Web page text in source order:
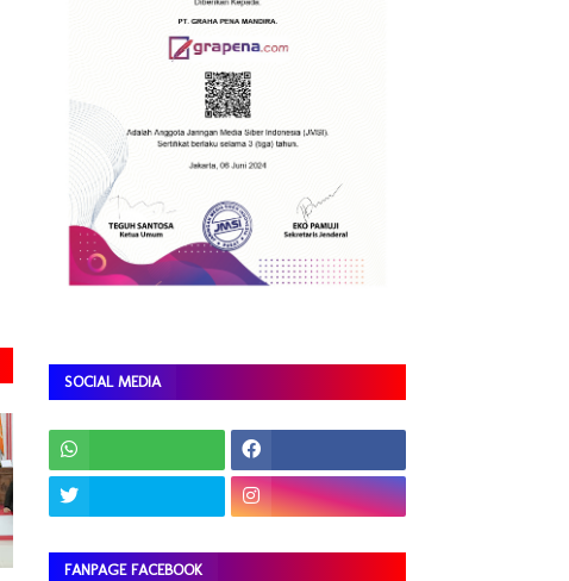
SOCIAL MEDIA
FANPAGE FACEBOOK